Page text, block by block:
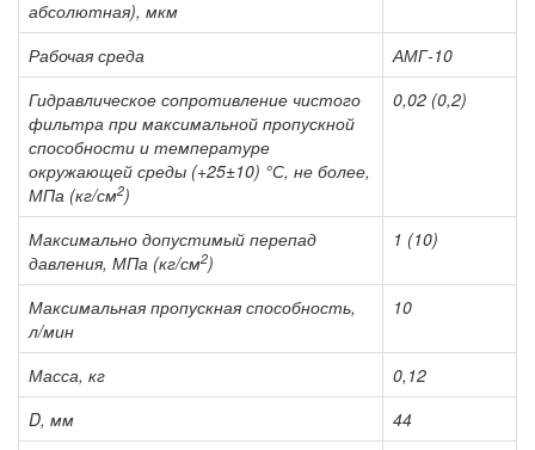
абсолютная), мкм
Рабочая среда
АМГ-10
Гидравлическое сопротивление чистого
фильтра при максимальной пропускной
способности и температуре
окружающей среды (+25±10) °С, не более,
МПа (кг/см2)
0,02 (0,2)
Максимально допустимый перепад
давления, МПа (кг/см2)
1 (10)
Максимальная пропускная способность,
л/мин
10
Масса, кг
0,12
D, мм
44